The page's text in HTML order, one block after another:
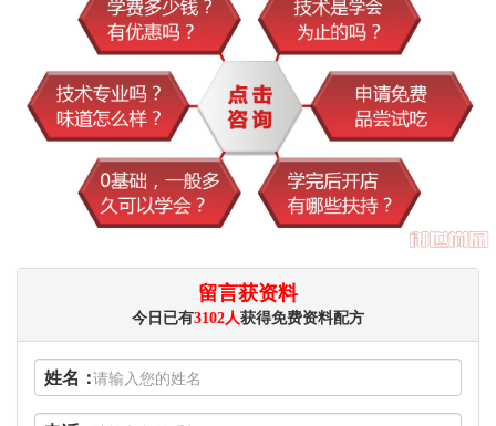
留言获资料
今日已有3102人获得免费资料配方
姓名：